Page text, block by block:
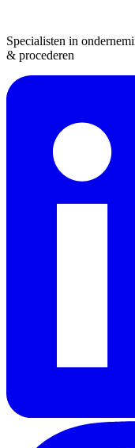
Specialisten in
& procederen